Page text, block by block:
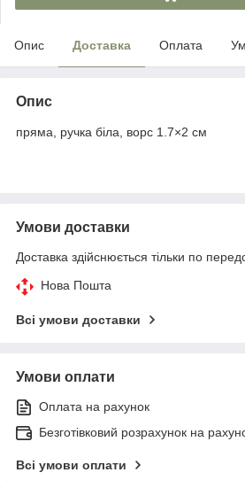
Опис Доставка Оплата
Опис
пряма, ручка біла, ворс 1.7×2 см
Умови доставки
Доставка здійснюється тільки по
Нова Пошта
Всі умови доставки
Умови оплати
Оплата на рахунок
Безготівковий розрахунок на
Всі умови оплати